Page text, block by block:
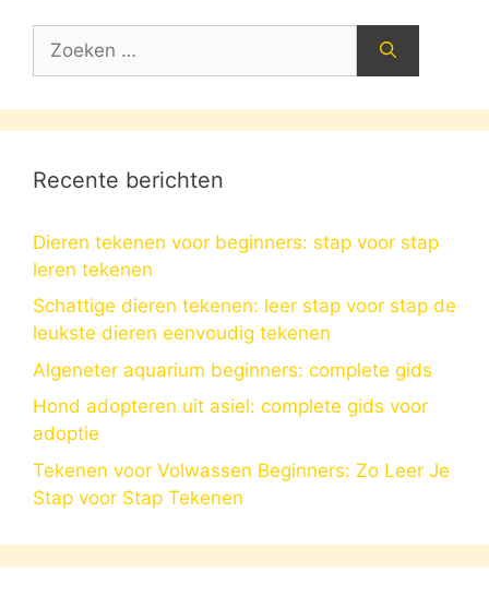
naar:
Recente berichten
Dieren tekenen voor beginners: stap voor stap
leren tekenen
Schattige dieren tekenen: leer stap voor stap de
leukste dieren eenvoudig tekenen
Algeneter aquarium beginners: complete gids
Hond adopteren uit asiel: complete gids voor
adoptie
Tekenen voor Volwassen Beginners: Zo Leer Je
Stap voor Stap Tekenen